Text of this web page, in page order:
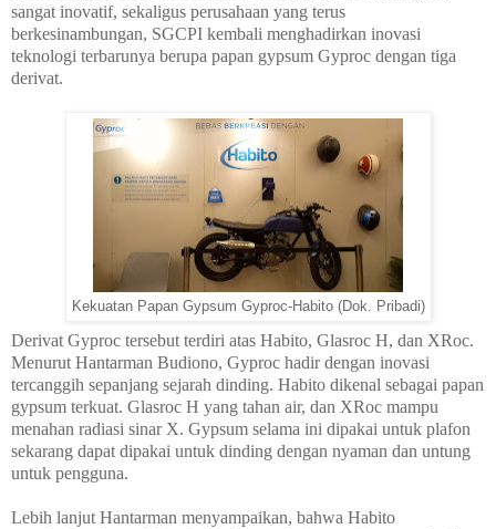
sangat inovatif, sekaligus perusahaan yang terus
berkesinambungan, SGCPI kembali menghadirkan inovasi
teknologi terbarunya berupa papan gypsum Gyproc dengan tiga
derivat.
Kekuatan Papan Gypsum Gyproc-Habito (Dok. Pribadi)
Derivat Gyproc tersebut terdiri atas Habito, Glasroc H, dan XRoc.
Menurut Hantarman Budiono, Gyproc hadir dengan inovasi
tercanggih sepanjang sejarah dinding. Habito dikenal sebagai papan
gypsum terkuat. Glasroc H yang tahan air, dan XRoc mampu
menahan radiasi sinar X. Gypsum selama ini dipakai untuk plafon
sekarang dapat dipakai untuk dinding dengan nyaman dan untung
untuk pengguna.
Lebih lanjut Hantarman menyampaikan, bahwa Habito